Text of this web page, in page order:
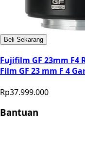
Beli Sekarang
Fujifilm GF 23mm F4
Film GF 23 mm F 4
Rp37.999.000
Bantuan